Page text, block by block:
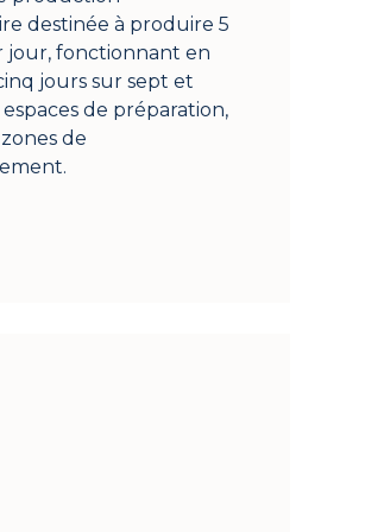
destinée à produire 5
jour, fonctionnant en
jours sur sept et
de préparation,
de